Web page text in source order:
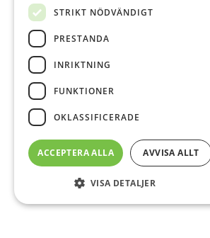
STRIKT NÖDVÄNDIGT
PRESTANDA
INRIKTNING
FUNKTIONER
OKLASSIFICERADE
ACCEPTERA ALLA AVVISA ALLT
VISA DETALJER